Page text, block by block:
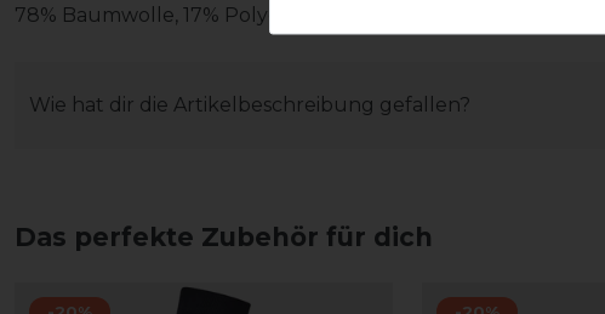
78% Baumwolle, 17% Polyester, 5% Elasthan
Wie hat dir die Artikelbeschreibung gefallen?
Das perfekte Zubehör für dich